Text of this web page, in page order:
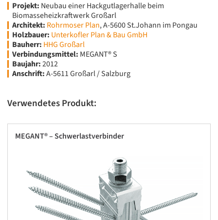
Projekt: Neubau einer Hackgutlagerhalle beim
Biomasseheizkraftwerk Großarl
Architekt: Rohrmoser Plan, A-5600 St.Johann im Pongau
Holzbauer: Unterkofler Plan & Bau GmbH
Bauherr: HHG Großarl
Verbindungsmittel: MEGANT® S
Baujahr:2012
Anschrift:A-5611 Großarl / Salzburg
Verwendetes Produkt:
MEGANT® – Schwerlastverbinder